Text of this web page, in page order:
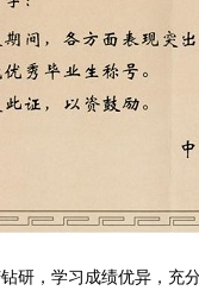
研，学习成绩优异，充